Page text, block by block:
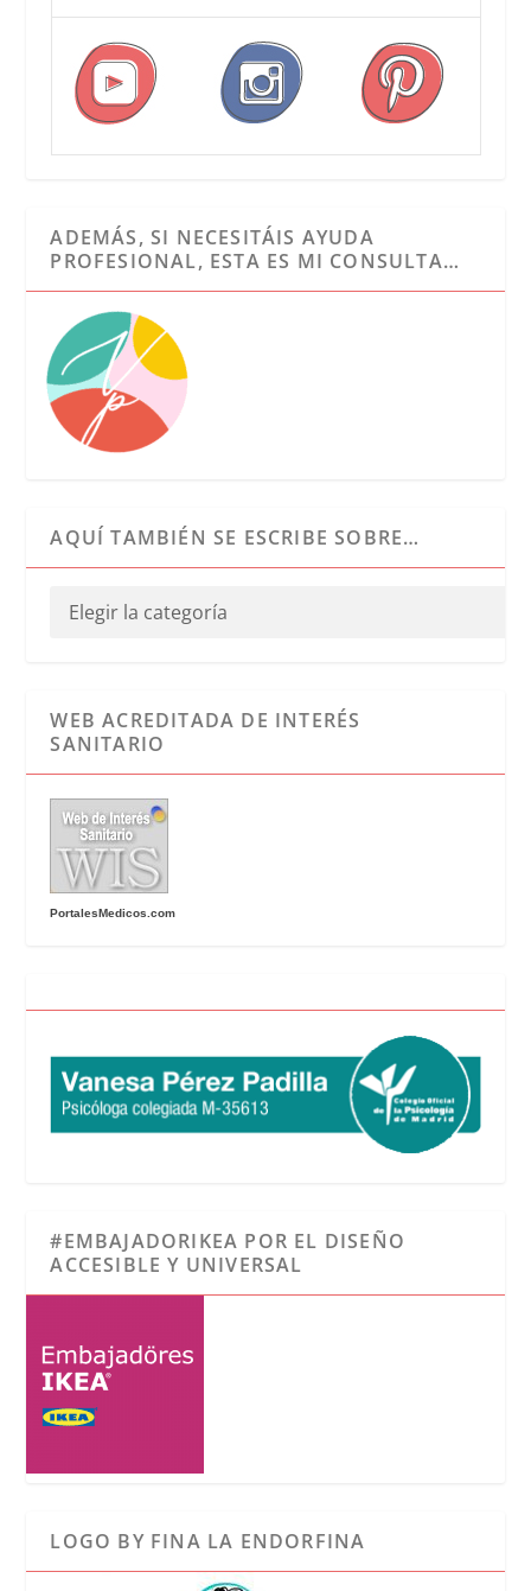
ADEMÁS, SI NECESITÁIS AYUDA
PROFESIONAL, ESTA ES MI CONSULTA…
AQUÍ TAMBIÉN SE ESCRIBE SOBRE…
WEB ACREDITADA DE INTERÉS
SANITARIO
PortalesMedicos.com
#EMBAJADORIKEA POR EL DISEÑO
ACCESIBLE Y UNIVERSAL
LOGO BY FINA LA ENDORFINA